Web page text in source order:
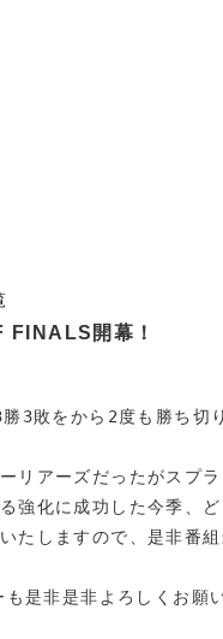
開幕！
3敗をから2度も勝ち切
リアーズだったがスプ
強化に成功した今季、
たしますので、是非番
非是非よろしくお願